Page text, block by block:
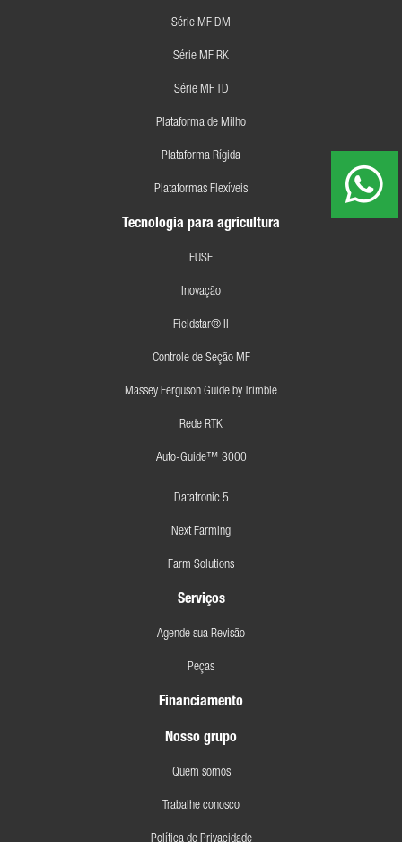
Série MF DM
Série MF RK
Série MF TD
Plataforma de Milho
Plataforma Rígida
Plataformas Flexíveis
Tecnologia para agricultura
FUSE
Inovação
Fieldstar® II
Controle de Seção MF
Massey Ferguson Guide by Trimble
Rede RTK
Auto-Guide™ 3000
Datatronic 5
Next Farming
Farm Solutions
Serviços
Agende sua Revisão
Peças
Financiamento
Nosso grupo
Quem somos
Trabalhe conosco
Política de Privacidade